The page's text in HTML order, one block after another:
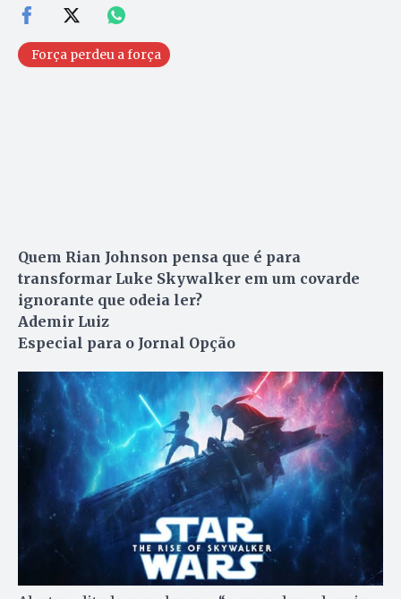
Força perdeu a força
Quem Rian Johnson pensa que é para
transformar Luke Skywalker em um covarde
ignorante que odeia ler?
Ademir Luiz
Especial para o Jornal Opção